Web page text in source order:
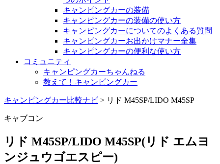
キャンピングカーの装備
キャンピングカーの装備の使い方
キャンピングカーについてのよくある質問
キャンピングカーお出かけマナー全集
キャンピングカーの便利な使い方
コミュニティ
キャンピングカーちゃんねる
教えて！キャンピングカー
キャンピングカー比較ナビ > リド M45SP/LIDO M45SP
キャブコン
リド M45SP/LIDO M45SP(リド エムヨ
ンジュウゴエスピー)